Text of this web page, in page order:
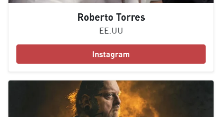
Roberto Torres
EE.UU
Instagram